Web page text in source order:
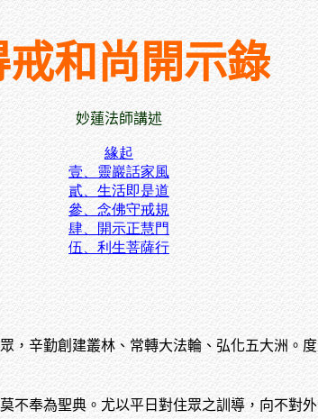
戒和尚開示錄
妙蓮法師講述
緣起
壹、靈巖話家風
貳、生活即是道
參、念佛守戒規
肆、開示正慧門
伍、利生菩薩行
辛勤創建叢林、常轉大法輪、弘化五大洲。
不奉為聖典。尤以平日對住眾之訓導，向不對